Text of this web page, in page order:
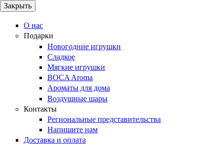
Закрыть
О нас
Подарки
Новогодние игрушки
Сладкое
Мягкие игрушки
BOCA Aroma
Ароматы для дома
Воздушные шары
Контакты
Региональные представительства
Напишите нам
Доставка и оплата